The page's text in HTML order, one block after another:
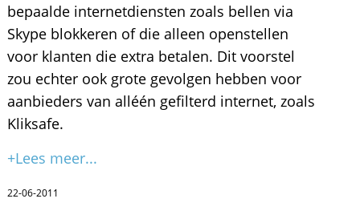
bepaalde internetdiensten zoals bellen via
Skype blokkeren of die alleen openstellen
voor klanten die extra betalen. Dit voorstel
zou echter ook grote gevolgen hebben voor
aanbieders van alléén gefilterd internet, zoals
Kliksafe.
+Lees meer...
22-06-2011